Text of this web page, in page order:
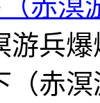
赤溟
游兵
（赤